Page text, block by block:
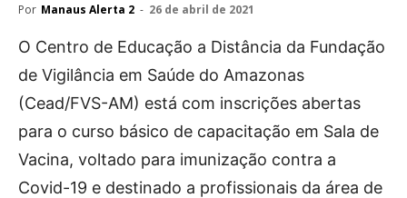
Por Manaus Alerta 2 - 26 de abril de 2021
O Centro de Educação a Distância da Fundação
de Vigilância em Saúde do Amazonas
(Cead/FVS-AM) está com inscrições abertas
para o curso básico de capacitação em Sala de
Vacina, voltado para imunização contra a
Covid-19 e destinado a profissionais da área de